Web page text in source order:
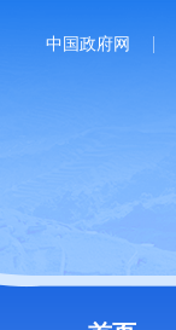
中国政府网